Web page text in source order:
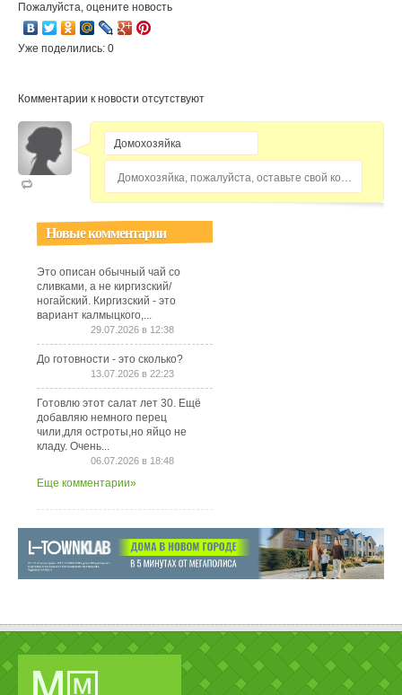
Пожалуйста, оцените новость
Уже поделились: 0
Комментарии к новости отсутствуют
Домохозяйка, пожалуйста, оставьте свой комментарий...
Новые комментарии
Это описан обычный чай со
сливками, а не киргизский/
ногайский. Киргизский - это
вариант калмыцкого,...
29.07.2026 в 12:38
До готовности - это сколько?
13.07.2026 в 22:23
Готовлю этот салат лет 30. Ещё
добавляю немного перец
чили,для остроты,но яйцо не
кладу. Очень...
06.07.2026 в 18:48
Еще комментарии»